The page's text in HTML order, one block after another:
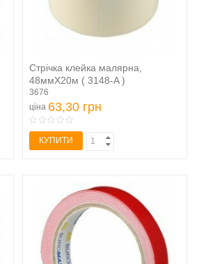
Стрічка клейка малярна,
48ммХ20м ( 3148-A )
3676
ціна 63,30 грн
КУПИТИ